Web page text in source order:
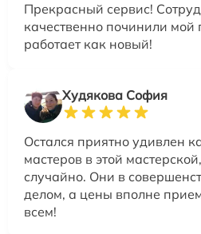
Прекрасный сервис!
качественно починили мой
работает как новый!
Худякова София
Остался приятно удивлен
мастеров в этой
случайно. Они в
делом, а цены вполне
всем!